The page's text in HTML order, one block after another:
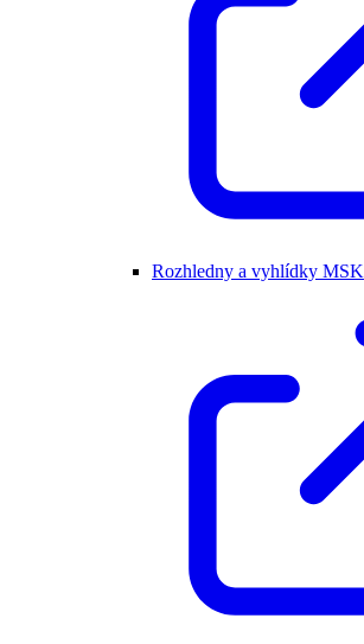
Rozhledny a vyhlídky MSK